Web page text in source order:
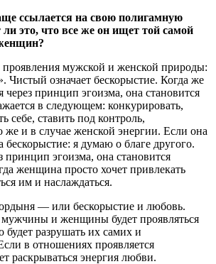
ссылается на свою полигамную
ли это, что все же он ищет той самой
мужской и женской природы:
Чистый означает бескорыстие. Когда же
через принцип эгоизма, она становится
в следующем: конкурировать,
себе, ставить под контроль,
же и в случае женской энергии. Если она
бескорыстие: я думаю о благе другого.
принцип эгоизма, она становится
женщина просто хочет привлекать
им и наслаждаться.
— или бескорыстие и любовь.
и женщины будет проявляться
будет разрушать их самих и
в отношениях проявляется
раскрываться энергия любви.